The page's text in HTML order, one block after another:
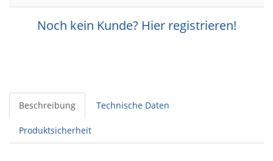
Noch kein Kunde? Hier registrieren!
Beschreibung Technische Daten
Produktsicherheit